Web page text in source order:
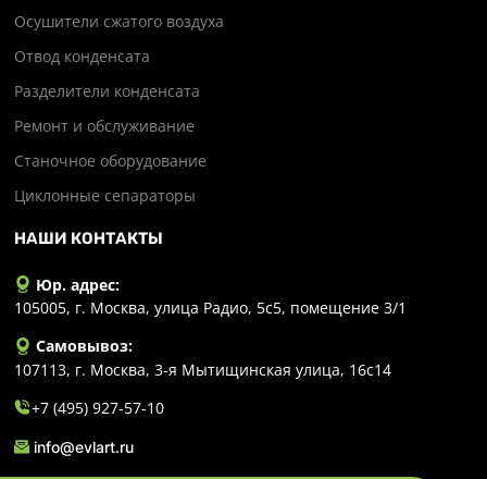
Осушители сжатого воздуха
Отвод конденсата
Разделители конденсата
Ремонт и обслуживание
Станочное оборудование
Циклонные сепараторы
НАШИ КОНТАКТЫ
Юр. адрес:
105005, г. Москва, улица Радио, 5с5, помещение 3/1
Самовывоз:
107113, г. Москва, 3-я Мытищинская улица, 16с14
+7 (495) 927-57-10
info@evlart.ru